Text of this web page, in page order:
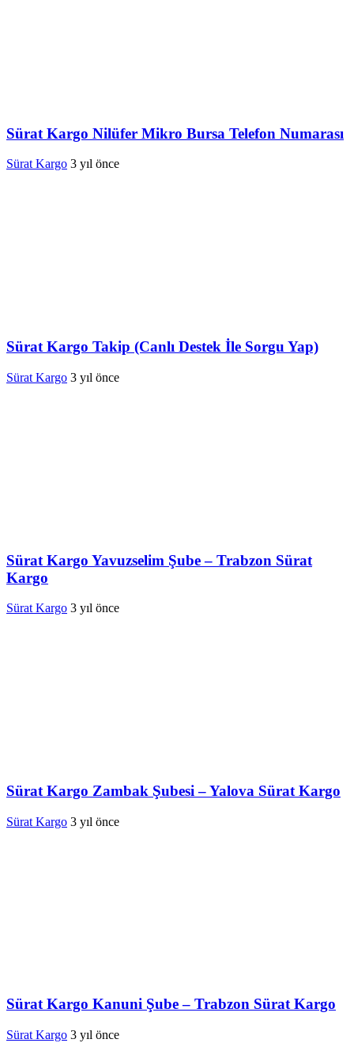
Sürat Kargo Nilüfer Mikro Bursa Telefon Numarası
Sürat Kargo 3 yıl önce
Sürat Kargo Takip (Canlı Destek İle Sorgu Yap)
Sürat Kargo 3 yıl önce
Sürat Kargo Yavuzselim Şube – Trabzon Sürat
Kargo
Sürat Kargo 3 yıl önce
Sürat Kargo Zambak Şubesi – Yalova Sürat Kargo
Sürat Kargo 3 yıl önce
Sürat Kargo Kanuni Şube – Trabzon Sürat Kargo
Sürat Kargo 3 yıl önce